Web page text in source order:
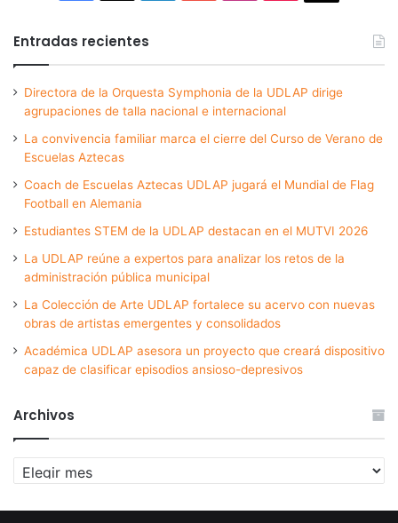
Entradas recientes
Directora de la Orquesta Symphonia de la UDLAP dirige
agrupaciones de talla nacional e internacional
La convivencia familiar marca el cierre del Curso de Verano de
Escuelas Aztecas
Coach de Escuelas Aztecas UDLAP jugará el Mundial de Flag
Football en Alemania
Estudiantes STEM de la UDLAP destacan en el MUTVI 2026
La UDLAP reúne a expertos para analizar los retos de la
administración pública municipal
La Colección de Arte UDLAP fortalece su acervo con nuevas
obras de artistas emergentes y consolidados
Académica UDLAP asesora un proyecto que creará dispositivo
capaz de clasificar episodios ansioso-depresivos
Archivos
Archivos